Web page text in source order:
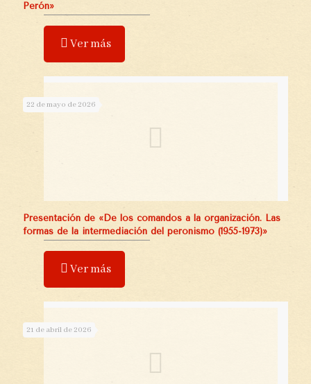
Perón»
Ver más
22 de mayo de 2026
Presentación de «De los comandos a la organización. Las
formas de la intermediación del peronismo (1955-1973)»
Ver más
21 de abril de 2026